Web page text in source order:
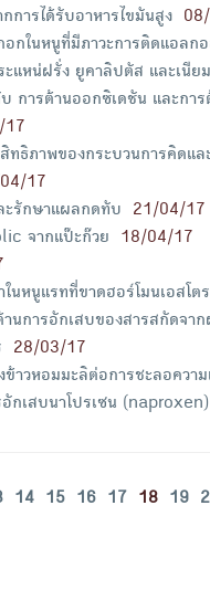
การได้รับอาหารไขมันสูง
กในหนูที่มีภาวะการติดแอลก
ะแหน่ฝรั่ง ยูคาลิปตัส และเนีย
การต้านออกซิเดชัน และการ
17
ธิภาพของกระบวนการคิดแล
17
ะรักษาแผลกดทับ
21/04/17
จากแป๊ะก๊วย
18/04/17
นหนูแรทที่ขาดฮอร์โมนเอสโตร
นการอักเสบของสารสกัดจา
28/03/17
าวหอมมะลิต่อการชะลอควา
กเสบนาโปรเซน (naproxen)
14 15 16 17 18 19